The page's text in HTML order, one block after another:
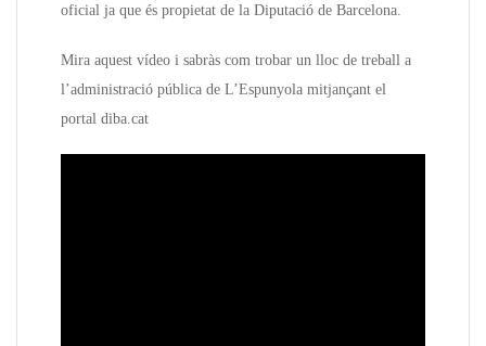
oficial ja que és propietat de la Diputació de Barcelona.
Mira aquest vídeo i sabràs com trobar un lloc de treball a
l’administració pública de L’Espunyola mitjançant el
portal diba.cat